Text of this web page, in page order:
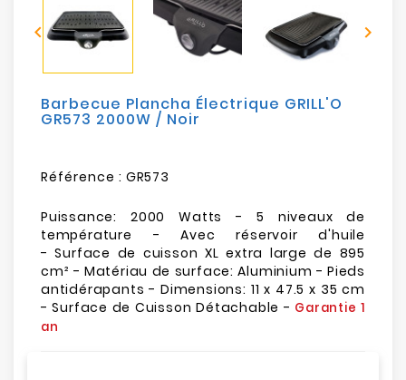
Mobilités
Loisirs
 
Barbecue Plancha Électrique GRILL'O
GR573 2000W / Noir
Référence : GR573
Puissance: 2000 Watts - 5 niveaux de
température - Avec réservoir d'huile
- Surface de cuisson XL extra large de 895
cm² - Matériau de surface: Aluminium - Pieds
antidérapants - Dimensions: 11 x 47.5 x 35 cm
- Surface de Cuisson Détachable - Garantie 1
an